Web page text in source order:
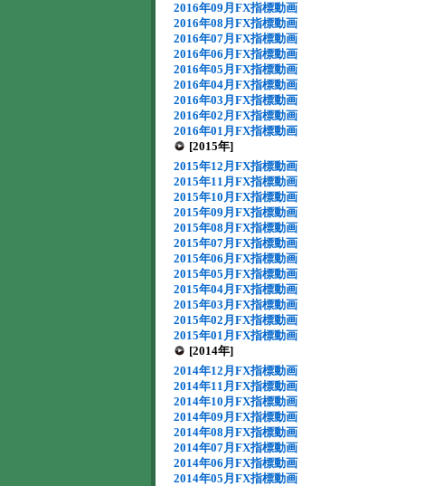
2016年09月FX指標動画
2016年08月FX指標動画
2016年07月FX指標動画
2016年06月FX指標動画
2016年05月FX指標動画
2016年04月FX指標動画
2016年03月FX指標動画
2016年02月FX指標動画
2016年01月FX指標動画
[2015年]
2015年12月FX指標動画
2015年11月FX指標動画
2015年10月FX指標動画
2015年09月FX指標動画
2015年08月FX指標動画
2015年07月FX指標動画
2015年06月FX指標動画
2015年05月FX指標動画
2015年04月FX指標動画
2015年03月FX指標動画
2015年02月FX指標動画
2015年01月FX指標動画
[2014年]
2014年12月FX指標動画
2014年11月FX指標動画
2014年10月FX指標動画
2014年09月FX指標動画
2014年08月FX指標動画
2014年07月FX指標動画
2014年06月FX指標動画
2014年05月FX指標動画